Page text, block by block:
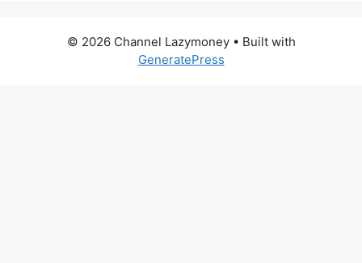
© 2026 Channel Lazymoney• Built with
GeneratePress